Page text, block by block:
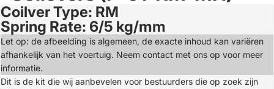
Open
image
in
full
screen
Coilver Type: RM
Spring Rate: 6/5 kg/mm
Let op: de afbeelding is algemeen, de exacte inhoud kan variëren
afhankelijk van het voertuig. Neem contact met ons op voor meer
informatie.
Dit is de kit die wij aanbevelen voor bestuurders die op zoek zijn